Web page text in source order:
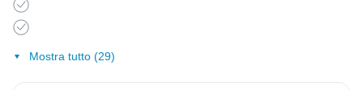
Mostra tutto (29)